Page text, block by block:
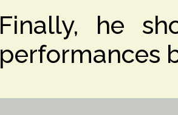
Finally, he
performances